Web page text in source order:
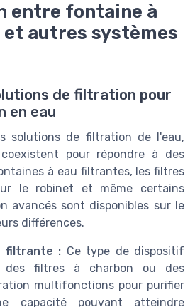
entre fontaine à
autres systèmes
de filtration pour
en eau
solutions de filtration de l'eau,
pour répondre à des
à eau filtrantes, les filtres
le robinet et même certains
avancés sont disponibles sur le
différences.
filtrante : Ce type de dispositif
des filtres à charbon ou des
multifonctions pour purifier
capacité pouvant atteindre